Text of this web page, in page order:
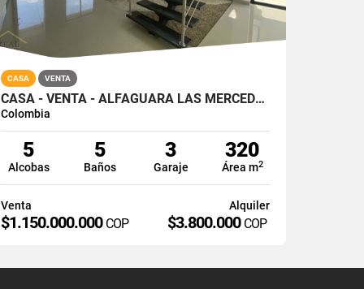
CASA VENTA
CASA - VENTA - ALFAGUARA LAS MERCEDES - JAMUNDI - SUR
Colombia
5
Alcobas
5
Baños
3
Garaje
320
Área m2
Venta
$1.150.000.000 COP
Alquiler
$3.800.000 COP